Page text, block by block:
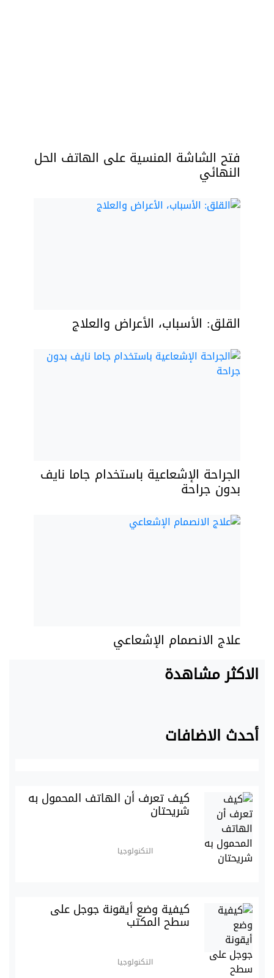
فتح الشاشة المنسية على الهاتف الحل
النهائي
القلق: الأسباب، الأعراض والعلاج
الجراحة الإشعاعية باستخدام جاما نايف
بدون جراحة
علاج الانصمام الإشعاعي
الاكثر مشاهدة
أحدث الاضافات
كيف تعرف أن الهاتف المحمول به
شريحتان
التكنولوجيا
كيفية وضع أيقونة جوجل على
سطح المكتب
التكنولوجيا